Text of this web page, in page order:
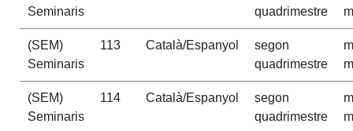
Seminaris
quadrimestre
(SEM)
Seminaris
113 Català/Espanyol
segon
quadrimestre
(SEM)
Seminaris
114 Català/Espanyol
segon
quadrimestre